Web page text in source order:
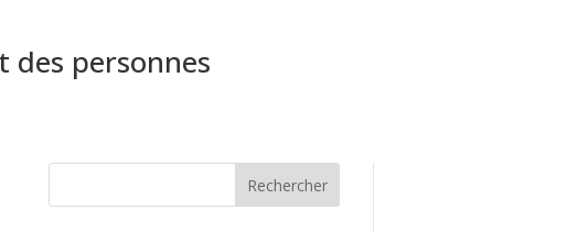
des personnes